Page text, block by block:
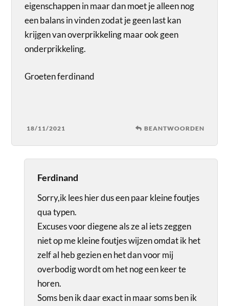
eigenschappen in maar dan moet je alleen nog
een balans in vinden zodat je geen last kan
krijgen van overprikkeling maar ook geen
onderprikkeling.
Groeten ferdinand
18/11/2021 BEANTWOORDEN
Ferdinand
Sorry,ik lees hier dus een paar kleine foutjes
qua typen.
Excuses voor diegene als ze al iets zeggen
niet op me kleine foutjes wijzen omdat ik het
zelf al heb gezien en het dan voor mij
overbodig wordt om het nog een keer te
horen.
Soms ben ik daar exact in maar soms ben ik